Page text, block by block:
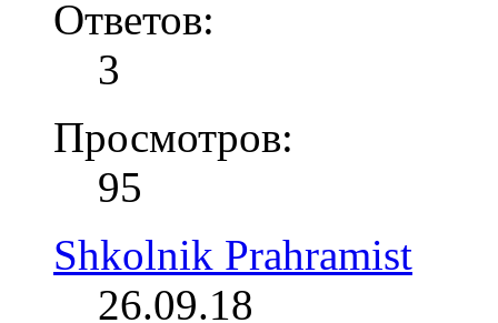
Ответов:
3
Просмотров:
95
Shkolnik Prahramist
26.09.18